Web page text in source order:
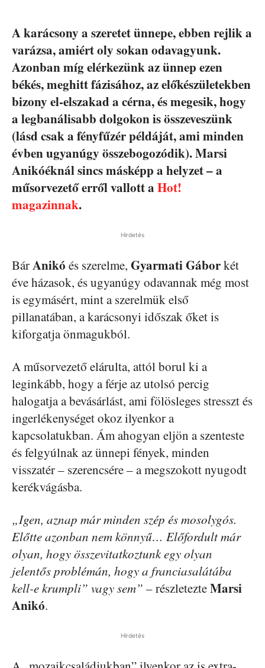
A karácsony a szeretet ünnepe, ebben rejlik a
varázsa, amiért oly sokan odavagyunk.
Azonban míg elérkezünk az ünnep ezen
békés, meghitt fázisához, az előkészületekben
bizony el-elszakad a cérna, és megesik, hogy
a legbanálisabb dolgokon is összeveszünk
(lásd csak a fényfűzér példáját, ami minden
évben ugyanúgy összebogozódik). Marsi
Anikóéknál sincs másképp a helyzet – a
műsorvezető erről vallott a Hot!
magazinnak.
Hirdetés
BárAnikó és szerelme, Gyarmati Gáborkét
éve házasok, és ugyanúgy odavannak még most
is egymásért, mint a szerelmük első
pillanatában, a karácsonyi időszak őket is
kiforgatja önmagukból.
A műsorvezető elárulta, attól borul ki a
leginkább, hogy a férje az utolsó percig
halogatja a bevásárlást, ami fölösleges stresszt és
ingerlékenységet okoz ilyenkor a
kapcsolatukban. Ám ahogyan eljön a szenteste
és felgyúlnak az ünnepi fények, minden
visszatér – szerencsére – a megszokott nyugodt
kerékvágásba.
„Igen, aznap már minden szép és mosolygós.
Előtte azonban nem könnyű… Előfordult már
olyan, hogy összevitatkoztunk egy olyan
jelentős problémán, hogy a franciasalátába
kell-e krumpli” vagy sem” – részletezteMarsi
Anikó.
Hirdetés